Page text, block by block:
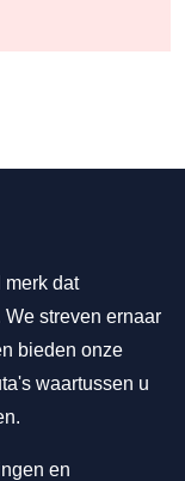
merk dat
streven ernaar
bieden onze
waartussen u
en